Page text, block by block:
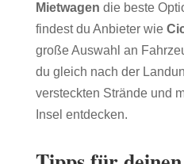
Mietwagen die beste
findest du Anbieter wie
große Auswahl an
du gleich nach der
versteckten Strände und
Insel entdecken.